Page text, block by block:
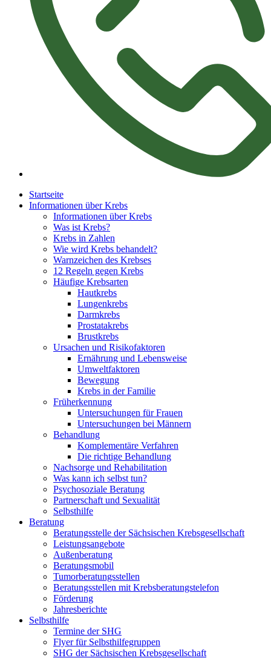
Startseite
Informationen über Krebs
Informationen über Krebs
Was ist Krebs?
Krebs in Zahlen
Wie wird Krebs behandelt?
Warnzeichen des Krebses
12 Regeln gegen Krebs
Häufige Krebsarten
Hautkrebs
Lungenkrebs
Darmkrebs
Prostatakrebs
Brustkrebs
Ursachen und Risikofaktoren
Ernährung und Lebensweise
Umweltfaktoren
Bewegung
Krebs in der Familie
Früherkennung
Untersuchungen für Frauen
Untersuchungen bei Männern
Behandlung
Komplementäre Verfahren
Die richtige Behandlung
Nachsorge und Rehabilitation
Was kann ich selbst tun?
Psychosoziale Beratung
Partnerschaft und Sexualität
Selbsthilfe
Beratung
Beratungsstelle der Sächsischen Krebsgesellschaft
Leistungsangebote
Außenberatung
Beratungsmobil
Tumorberatungsstellen
Beratungsstellen mit Krebsberatungstelefon
Förderung
Jahresberichte
Selbsthilfe
Termine der SHG
Flyer für Selbsthilfegruppen
SHG der Sächsischen Krebsgesellschaft